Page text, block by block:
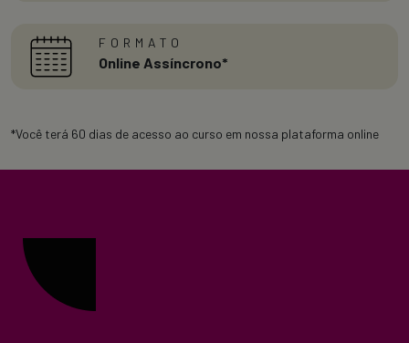
FORMATO
Online Assíncrono*
*Você terá 60 dias de acesso ao curso em nossa plataforma online